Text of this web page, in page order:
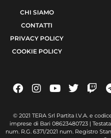
CHI SIAMO
CONTATTI
PRIVACY POLICY
COOKIE POLICY
© 2021 TERA Srl Partita I.V.A. e
imprese di Bari 08623480723 |
num. R.G. 6371/2021 num. Registro